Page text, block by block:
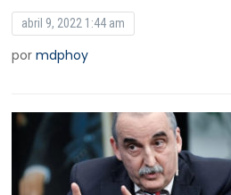
abril 9, 2022 1:44 am
pormdphoy